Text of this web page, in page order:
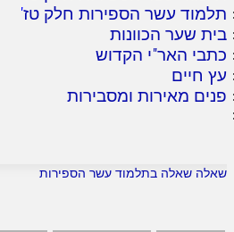
תלמוד עשר הספירות חלק טז'
בית שער הכוונות
כתבי האר"י הקדוש
עץ חיים
פנים מאירות ומסבירות
שאלה שאלה בתלמוד עשר הספירות